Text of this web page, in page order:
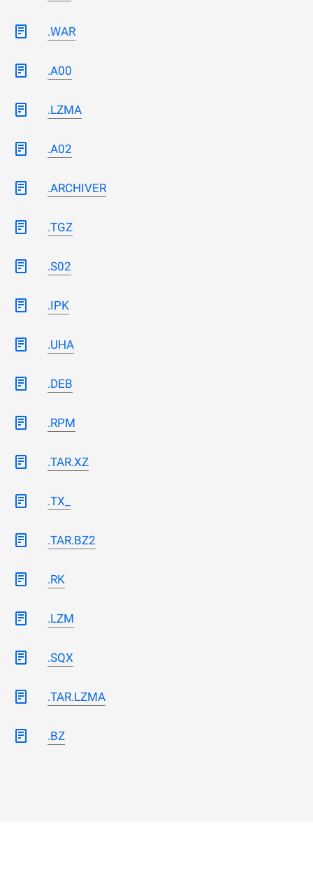
.WAR
.A00
.LZMA
.A02
.ARCHIVER
.TGZ
.S02
.IPK
.UHA
.DEB
.RPM
.TAR.XZ
.TX_
.TAR.BZ2
.RK
.LZM
.SQX
.TAR.LZMA
.BZ